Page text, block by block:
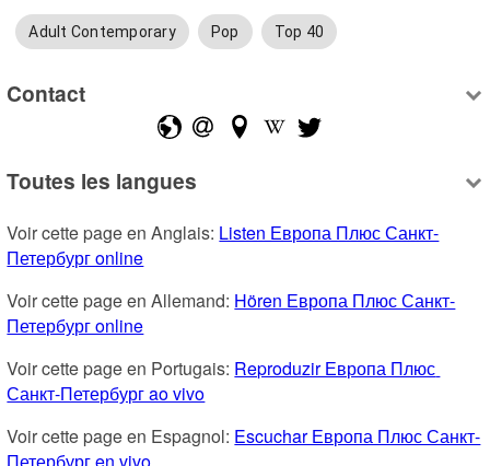
Adult Contemporary Pop Top 40
Contact
Toutes les langues
Voir cette page en Anglais: Listen Европа Плюс Санкт-
Петербург online
Voir cette page en Allemand: Hören Европа Плюс Санкт-
Петербург online
Voir cette page en Portugais: Reproduzir Европа Плюс
Санкт-Петербург ao vivo
Voir cette page en Espagnol: Escuchar Европа Плюс Санкт-
Петербург en vivo